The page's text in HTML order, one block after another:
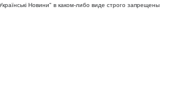
Новини" в каком-либо виде строго запрещены